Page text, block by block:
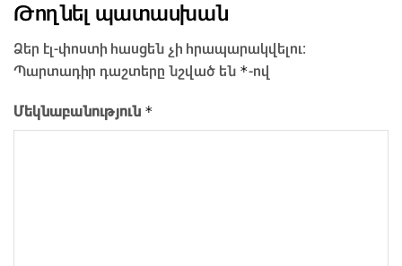
Թողնել պատասխան
Ձեր էլ-փոստի հասցեն չի հրապարակվելու։
Պարտադիր դաշտերը նշված են *-ով
Մեկնաբանություն *